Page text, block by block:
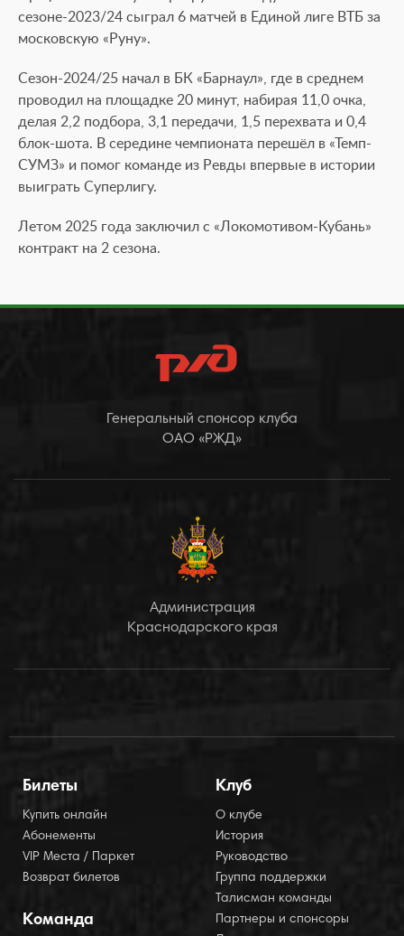
сезоне-2023/24 сыграл 6 матчей в Единой лиге ВТБ за
московскую «Руну».
Cезон-2024/25 начал в БК «Барнаул», где в среднем
проводил на площадке 20 минут, набирая 11,0 очка,
делая 2,2 подбора, 3,1 передачи, 1,5 перехвата и 0,4
блок-шота. В середине чемпионата перешёл в «Темп-
СУМЗ» и помог команде из Ревды впервые в истории
выиграть Суперлигу.
Летом 2025 года заключил с «Локомотивом-Кубань»
контракт на 2 сезона.
Генеральный спонсор клуба
ОАО «РЖД»
Администрация
Краснодарского края
Билеты
Купить онлайн
Абонементы
VIP Места / Паркет
Возврат билетов
Команда
Клуб
О клубе
История
Руководство
Группа поддержки
Талисман команды
Партнеры и спонсоры